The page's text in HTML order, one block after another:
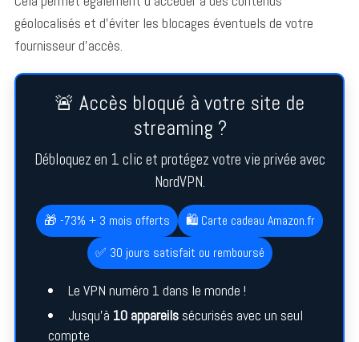
géolocalisés et d’éviter les blocages éventuels de votre
fournisseur d’accès.
🚨 Accès bloqué à votre site de
streaming ?
Débloquez en 1 clic et protégez votre vie privée avec
NordVPN.
🎁 -73% + 3 mois offerts
🛍️ Carte cadeau Amazon.fr
✅ 30 jours satisfait ou remboursé
Le VPN numéro 1 dans le monde !
Jusqu’à 10 appareilssécurisés avec un seul
compte